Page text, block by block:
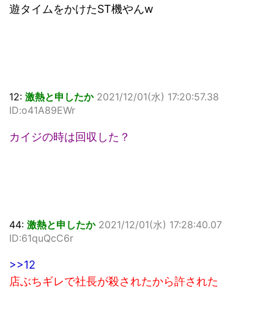
遊タイムをかけたST機やんw
12: 激熱と申したか 2021/12/01(水) 17:20:57.38
ID:o41A89EWr
カイジの時は回収した？
44: 激熱と申したか 2021/12/01(水) 17:28:40.07
ID:61quQcC6r
>>12
店ぶちギレで社長が殺されたから許された